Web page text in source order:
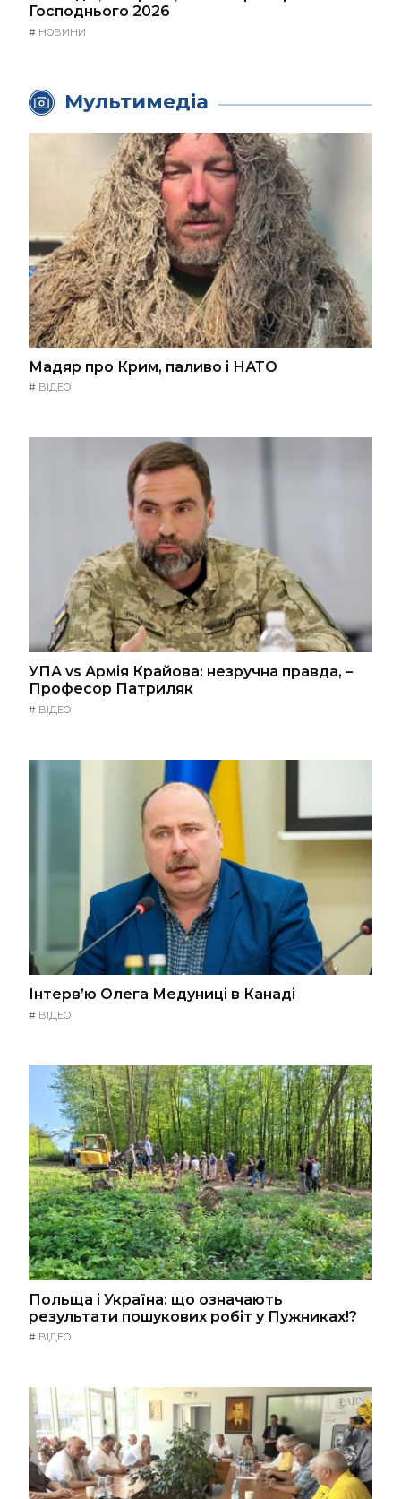
Господнього 2026
# НОВИНИ
Мультимедіа
Мадяр про Крим, паливо і НАТО
# ВІДЕО
УПА vs Армія Крайова: незручна правда, –
Професор Патриляк
# ВІДЕО
Інтерв’ю Олега Медуниці в Канаді
# ВІДЕО
Польща і Україна: що означають
результати пошукових робіт у Пужниках!?
# ВІДЕО